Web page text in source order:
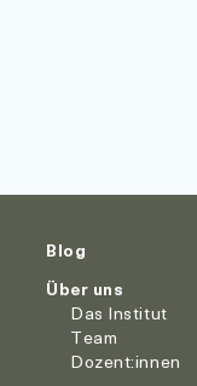
Blog
Über uns
Das Institut
Team
Dozent:innen